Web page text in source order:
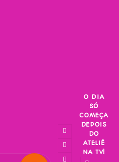
O DIA
SÓ
COMEÇA
DEPOIS
DO
ATELIÊ
NA TV!